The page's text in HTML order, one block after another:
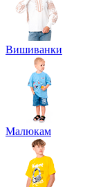
Вишиванки
Малюкам